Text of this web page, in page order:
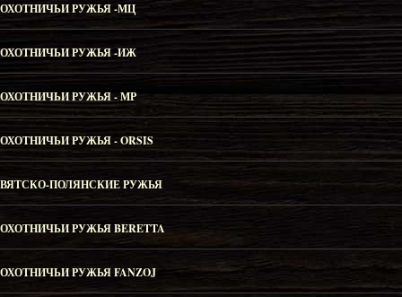
ОХОТНИЧЬИ РУЖЬЯ -МЦ
ОХОТНИЧЬИ РУЖЬЯ -ИЖ
ОХОТНИЧЬИ РУЖЬЯ - МР
ОХОТНИЧЬИ РУЖЬЯ - ORSIS
ВЯТСКО-ПОЛЯНСКИЕ РУЖЬЯ
ОХОТНИЧЬИ РУЖЬЯ BERETTA
ОХОТНИЧЬИ РУЖЬЯ FANZOJ